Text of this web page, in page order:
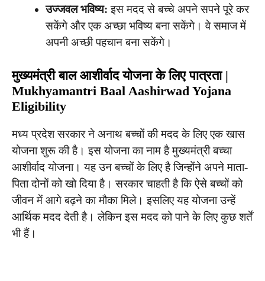
उज्जवल भविष्य: इस मदद से बच्चे अपने सपने पूरे कर
सकेंगे और एक अच्छा भविष्य बना सकेंगे। वे समाज में
अपनी अच्छी पहचान बना सकेंगे।
मुख्यमंत्री बाल आशीर्वाद योजना के लिए पात्रता |
Mukhyamantri Baal Aashirwad Yojana
Eligibility
मध्य प्रदेश सरकार ने अनाथ बच्चों की मदद के लिए एक खास
योजना शुरू की है। इस योजना का नाम है मुख्यमंत्री बच्चा
आशीर्वाद योजना। यह उन बच्चों के लिए है जिन्होंने अपने माता-
पिता दोनों को खो दिया है। सरकार चाहती है कि ऐसे बच्चों को
जीवन में आगे बढ़ने का मौका मिले। इसलिए यह योजना उन्हें
आर्थिक मदद देती है। लेकिन इस मदद को पाने के लिए कुछ शर्तें
भी हैं।